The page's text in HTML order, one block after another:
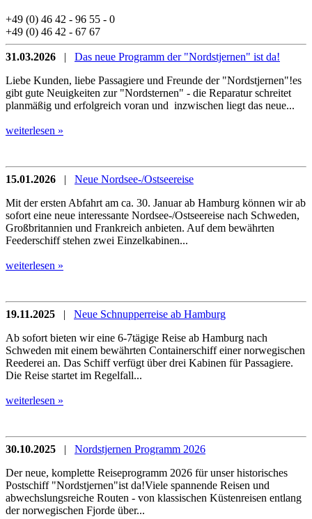
+49 (0) 46 42 - 96 55 - 0
+49 (0) 46 42 - 67 67
31.03.2026 | Das neue Programm der "Nordstjernen" ist da!
Liebe Kunden, liebe Passagiere und Freunde der "Nordstjernen"!es
gibt gute Neuigkeiten zur "Nordsternen" - die Reparatur schreitet
planmäßig und erfolgreich voran und inzwischen liegt das neue...
weiterlesen »
15.01.2026 | Neue Nordsee-/Ostseereise
Mit der ersten Abfahrt am ca. 30. Januar ab Hamburg können wir ab
sofort eine neue interessante Nordsee-/Ostseereise nach Schweden,
Großbritannien und Frankreich anbieten. Auf dem bewährten
Feederschiff stehen zwei Einzelkabinen...
weiterlesen »
19.11.2025 | Neue Schnupperreise ab Hamburg
Ab sofort bieten wir eine 6-7tägige Reise ab Hamburg nach
Schweden mit einem bewährten Containerschiff einer norwegischen
Reederei an. Das Schiff verfügt über drei Kabinen für Passagiere.
Die Reise startet im Regelfall...
weiterlesen »
30.10.2025 | Nordstjernen Programm 2026
Der neue, komplette Reiseprogramm 2026 für unser historisches
Postschiff "Nordstjernen"ist da!Viele spannende Reisen und
abwechslungsreiche Routen - von klassischen Küstenreisen entlang
der norwegischen Fjorde über...